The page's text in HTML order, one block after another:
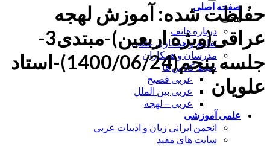
صفحه اصلی
هاتف
درباره هاتف
تفاهم و همکاری علمی
مدرسان و همکاران
ضبط کلاس ها
عربی فصیح
عربی بین الملل
عربی – لهجه
علمی آموزشی
انجمن ایرانی زبان و ادبیات عربی
سایت های مفید
حفاظت شده: آموزش لهجه
عراقی(ویژه اربعین)-مبتدی3-
جلسه پنجم(1400/06/24)-استاد
علویان